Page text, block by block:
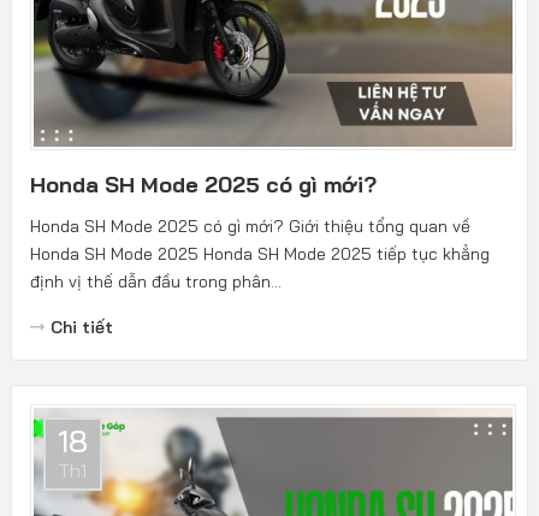
Honda SH Mode 2025 có gì mới?
Honda SH Mode 2025 có gì mới? Giới thiệu tổng quan về
Honda SH Mode 2025 Honda SH Mode 2025 tiếp tục khẳng
định vị thế dẫn đầu trong phân...
Chi tiết
18
Th1